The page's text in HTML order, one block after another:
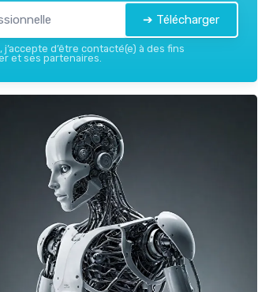
➔ Télécharger
d’être contacté(e) à des fins
et ses partenaires.